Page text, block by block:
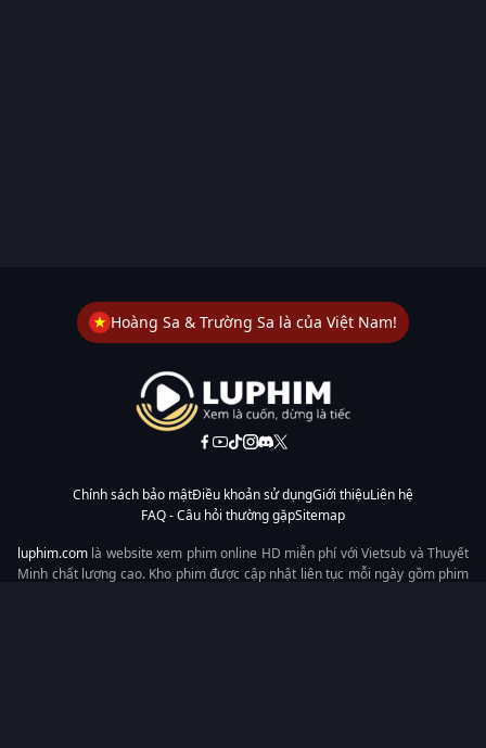
Hoàng Sa & Trường Sa là của Việt Nam!
Chính sách bảo mậtĐiều khoản sử dụngGiới thiệuLiên hệ
FAQ - Câu hỏi thường gặpSitemap
luphim.com là website xem phim online HD miễn phí với Vietsub và Thuyết
Minh chất lượng cao. Kho phim được cập nhật liên tục mỗi ngày gồm phim